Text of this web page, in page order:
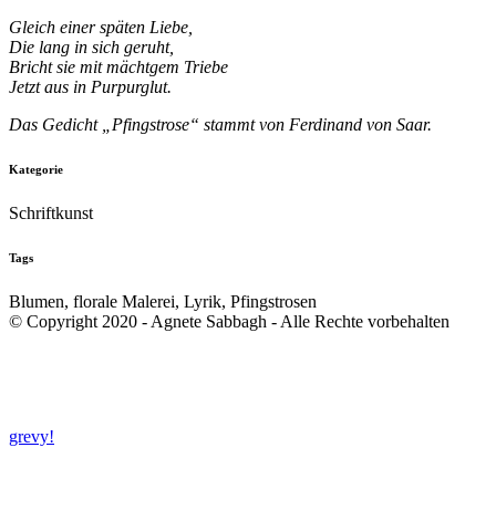
Gleich einer späten Liebe,
Die lang in sich geruht,
Bricht sie mit mächtgem Triebe
Jetzt aus in Purpurglut.
Das Gedicht
„Pfingstrose“ stammt von Ferdinand von Saar.
Kategorie
Schriftkunst
Tags
Blumen, florale Malerei, Lyrik, Pfingstrosen
© Copyright 2020 - Agnete Sabbagh - Alle Rechte vorbehalten
grevy!